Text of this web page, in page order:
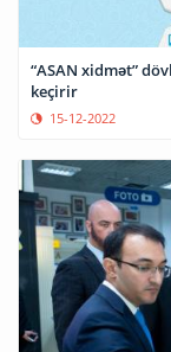
“ASAN xidmət”
keçirir
15-12-2022